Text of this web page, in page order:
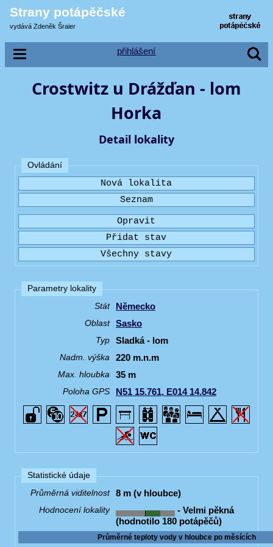
Strany potápěčské
vydává Zdeněk Šraier
přihlášení
Crostwitz u Drážďan - lom
Horka
Detail lokality
Ovládání
Parametry lokality
Stát
Německo
Oblast Sasko
Typ Sladká - lom
Nadm. výška 220 m.n.m
Max. hloubka 35 m
Poloha GPS N51 15.761, E014 14.842
Statistické údaje
Průměrná viditelnost
8 m (v hloubce)
Hodnocení lokality
- Velmi pěkná
(hodnotilo 180 potápěčů)
Průměrné teploty vody v hloubce po měsících